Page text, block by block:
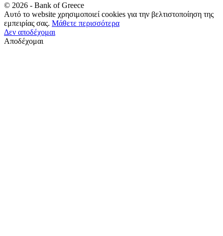
© 2026 - Bank of Greece
Αυτό το website χρησιμοποιεί cookies για την βελτιστοποίηση της
εμπειρίας σας. Μάθετε περισσότερα
Δεν αποδέχομαι
Αποδέχομαι